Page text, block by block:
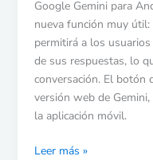
Google Gemini para
nueva función muy
permitirá a los
de sus respuestas, lo
conversación. El botón
versión web de
la aplicación móvil.
Leer más »